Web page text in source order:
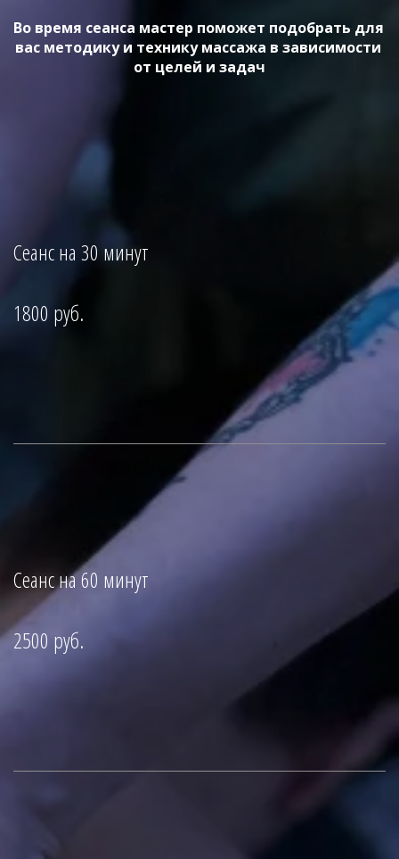
Во время сеанса мастер поможет подобрать для
вас методику и технику массажа в зависимости
от целей и задач
Сеанс на 30 минут
1800 руб.
Сеанс на 60 минут
2500 руб.